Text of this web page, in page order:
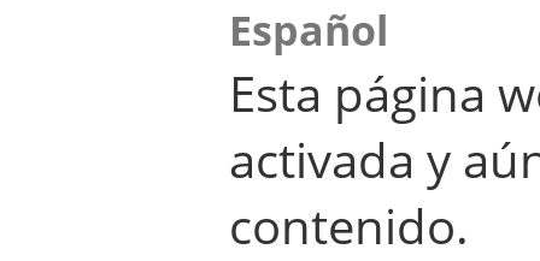
Español
Esta página
activada y
contenido.